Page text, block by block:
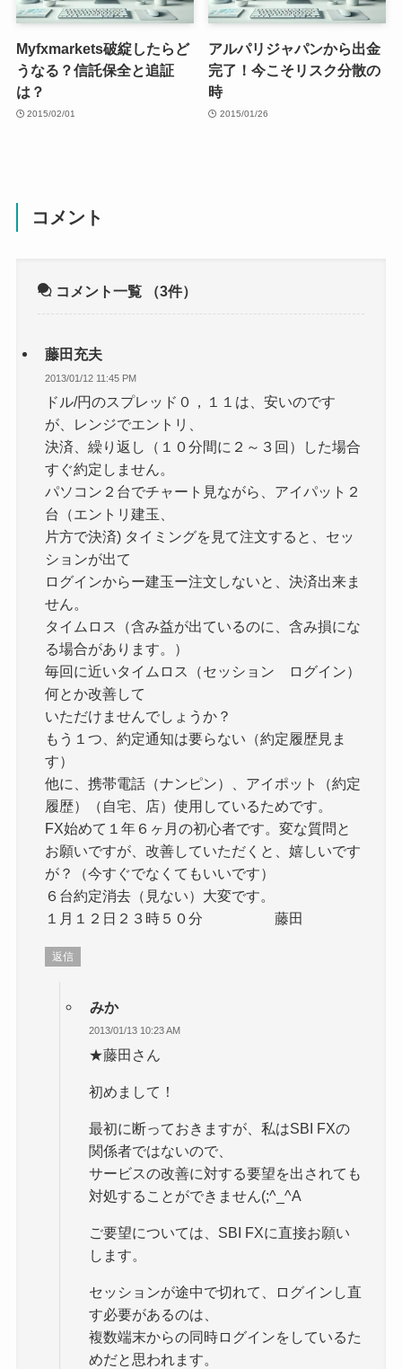
Myfxmarkets破綻したらど
うなる？信託保全と追証
は？
2015/02/01
アルパリジャパンから出金
完了！今こそリスク分散の
時
2015/01/26
コメント
コメント一覧 （3件）
藤田充夫
2013/01/12 11:45 PM
ドル/円のスプレッド０，１１は、安いのです
が、レンジでエントリ、
決済、繰り返し（１０分間に２～３回）した場合
すぐ約定しません。
パソコン２台でチャート見ながら、アイパット２
台（エントリ建玉、
片方で決済) タイミングを見て注文すると、セッ
ションが出て
ログインからー建玉ー注文しないと、決済出来ま
せん。
タイムロス（含み益が出ているのに、含み損にな
る場合があります。）
毎回に近いタイムロス（セッション ログイン）
何とか改善して
いただけませんでしょうか？
もう１つ、約定通知は要らない（約定履歴見ま
す）
他に、携帯電話（ナンピン）、アイポット（約定
履歴）（自宅、店）使用しているためです。
FX始めて１年６ヶ月の初心者です。変な質問と
お願いですが、改善していただくと、嬉しいです
が？（今すぐでなくてもいいです）
６台約定消去（見ない）大変です。
１月１２日２３時５０分 藤田
返信
みか
2013/01/13 10:23 AM
★藤田さん
初めまして！
最初に断っておきますが、私はSBI FXの
関係者ではないので、
サービスの改善に対する要望を出されても
対処することができません(;^_^A
ご要望については、SBI FXに直接お願い
します。
セッションが途中で切れて、ログインし直
す必要があるのは、
複数端末からの同時ログインをしているた
めだと思われます。